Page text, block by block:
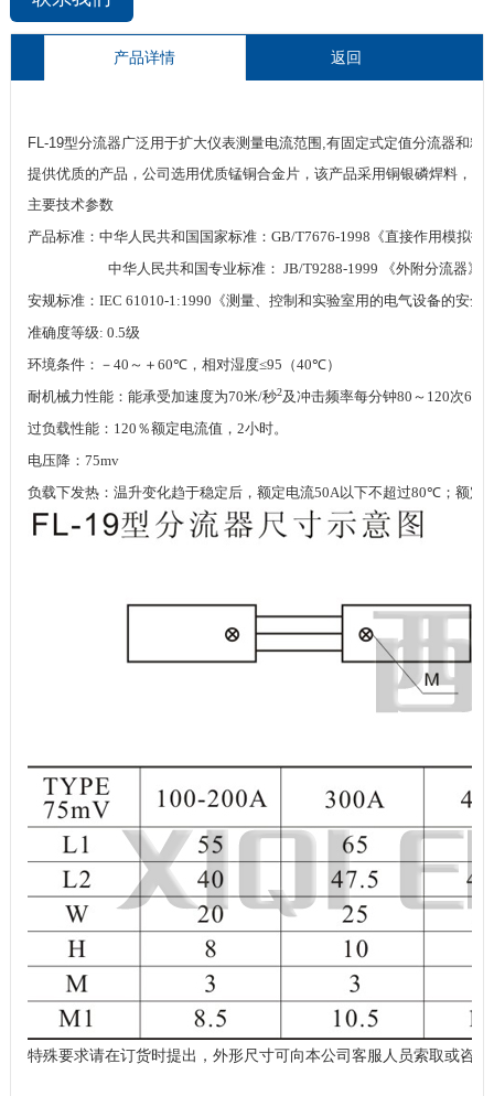
产品详情 返回
FL-19型分流器广泛用于扩大仪表测量电流范围 ,有固定式定值分流器和精
提供优质的产品，公司选用优质锰铜合金片，该产品采用铜银磷焊料，
主要技术参数
产品标准：中华人民共和国国家标准： GB/T7676-1998 《直接作用模拟
中华人民共和国专业标准： JB/T9288-1999
《外附分流器》
安规标准： IEC 61010-1:1990 《测量、控制和实验室用的电气设备的安全
准确度等级: 0.5级
环境条件：－ 40 ～＋ 60℃，相对湿度≤95 （40℃）
耐机械力性能：能承受加速度为70米/秒2及冲击频率每分钟80 ～ 120次6
过负载性能： 120 ％额定电流值， 2小时。
电压降： 75mv
负载下发热：温升变化趋于稳定后，额定电流50A以下不超过80℃；额定
特殊要求请在订货时提出， 外形尺寸可向本公司客服人员索取或咨询